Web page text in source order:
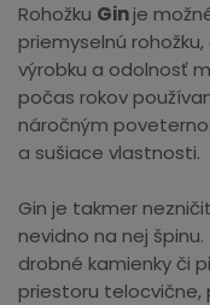
Rohožku Ginje
priemyselnú
výrobku a odolnosť
počas rokov
náročným
a sušiace vlastnosti.
Gin je takmer
nevidno na nej
drobné kamienky či
priestoru